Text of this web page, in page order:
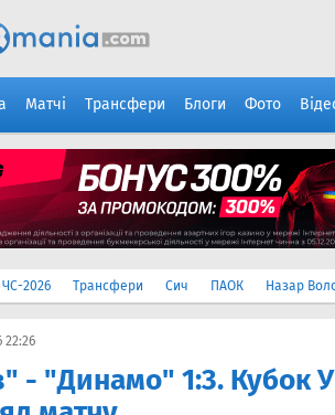
Матчі Трансфери Блоги Фото
ЧС-2026 Трансфери Сич ПАОК Назар
22:26
- "Динамо" 1:3. Кубок